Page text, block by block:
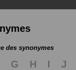
des synonymes
G H I J